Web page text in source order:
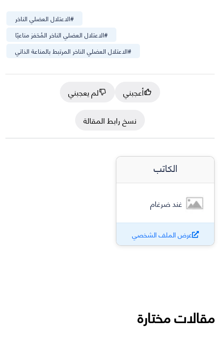
#الاعتلال العضلي الناخر
#الاعتلال العضلي الناخر المُحَفز مناعيًا
#الاعتلال العضلي الناخر المرتبط بالمناعة الذاتي
أعجبني
لم يعجبني
نسخ رابط المقالة
الكاتب
غند ضرغام
عرض الملف الشخصي
مقالات مختارة